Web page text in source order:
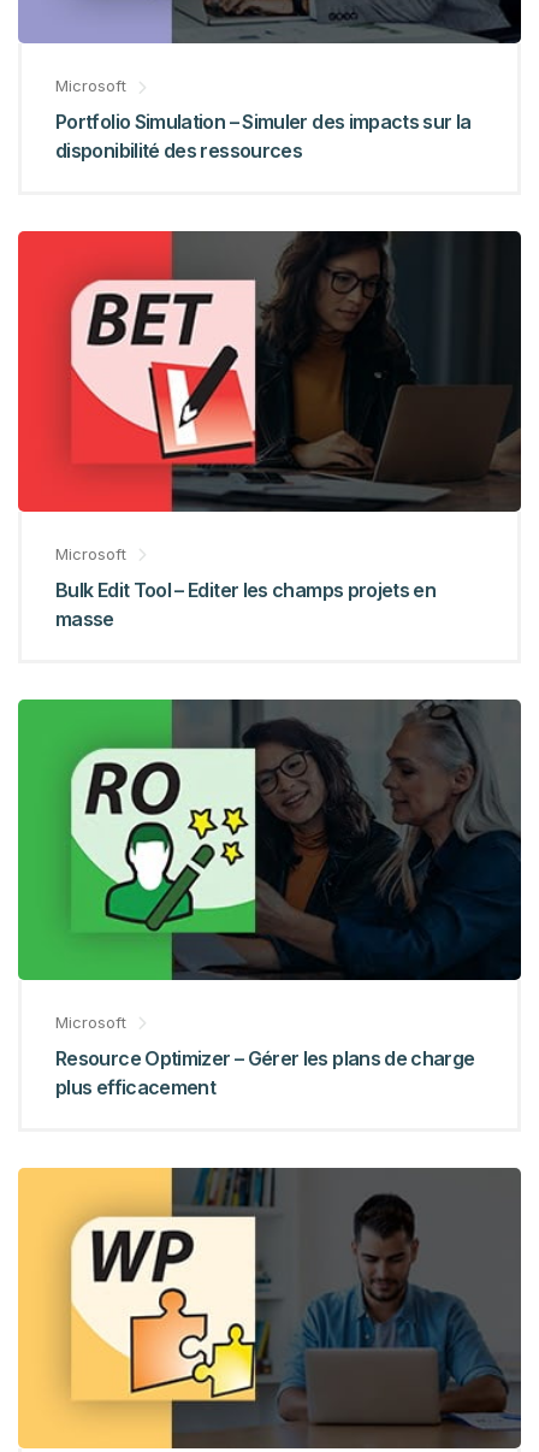
Microsoft
Portfolio Simulation – Simuler des impacts sur la
disponibilité des ressources
Microsoft
Bulk Edit Tool – Editer les champs projets en
masse
Microsoft
Resource Optimizer – Gérer les plans de charge
plus efficacement